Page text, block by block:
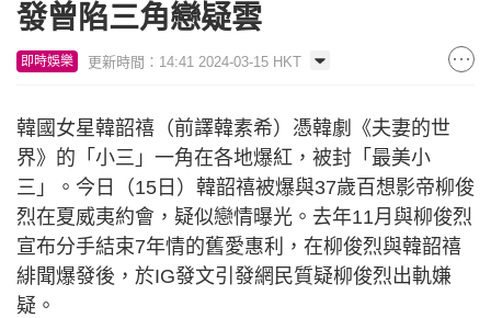
發曾陷三角戀疑雲
即時娛樂 更新時間：14:41 2024-03-15 HKT
韓國女星韓韶禧（前譯韓素希）憑韓劇《夫妻的世
界》的「小三」一角在各地爆紅，被封「最美小
三」。今日（15日）韓韶禧被爆與37歲百想影帝柳俊
烈在夏威夷約會，疑似戀情曝光。去年11月與柳俊烈
宣布分手結束7年情的舊愛惠利，在柳俊烈與韓韶禧
緋聞爆發後，於IG發文引發網民質疑柳俊烈出軌嫌
疑。